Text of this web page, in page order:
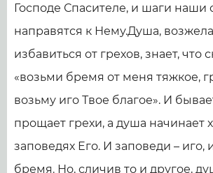
Господе Спасителе, и шаги наши
направятся к Нему.Душа,
избавиться от грехов, знает, что
«возьми бремя от меня тяжкое,
возьму иго Твое благое». И
прощает грехи, а душа начинает
заповедях Его. И заповеди – иго,
бремя. Но, сличив то и другое,